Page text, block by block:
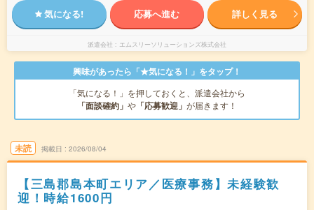
気になる! 応募へ進む 詳しく見る
派遣会社 エムスリーソリューションズ株式会社
興味があったら「★気になる！」をタップ！
「気になる！」を押しておくと、派遣会社から
「面談確約」 や 「応募歓迎」 が届きます！
未読 掲載日 2026/08/04
【三島郡島本町エリア／医療事務】未経験歓
迎！時給1600円